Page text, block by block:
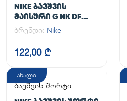
NIKE ᲑᲐᲕᲨᲕᲘᲡ
ᲛᲐᲘᲡᲣᲠᲘ G NK DF
ONE SS TOP
ბრენდი: Nike
122,00 ₾
ახალი
ბავშვის შორტი